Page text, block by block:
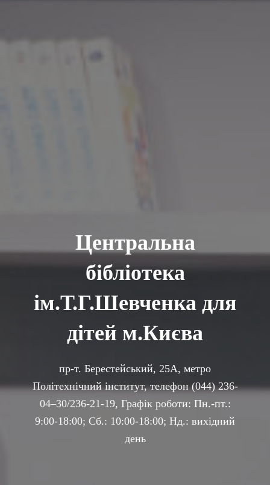
Центральна
бібліотека
ім.Т.Г.Шевченка для
дітей м.Києва
пр-т. Берестейський, 25А, метро
Політехнічний інститут, телефон (044) 236-
04–30/236-21-19, Графік роботи: Пн.-пт.:
9:00-18:00; Сб.: 10:00-18:00; Hд.: вихідний
день